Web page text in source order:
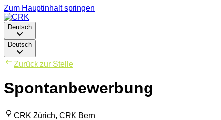
Zum Hauptinhalt springen
Deutsch
Deutsch
Zurück zur Stelle
Spontanbewerbung
CRK Zürich, CRK Bern